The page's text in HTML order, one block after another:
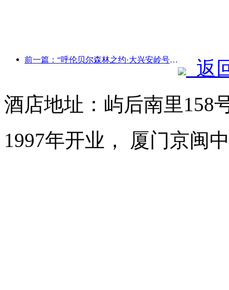
前一篇：“呼伦贝尔森林之约·大兴安岭号--星光列车·天翼之旅”旅游专列首发
返
酒店地址：屿后南里158
1997年开业， 厦门京